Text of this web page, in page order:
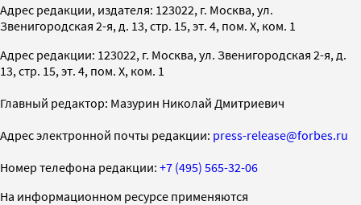
Адрес редакции, издателя: 123022, г. Москва, ул.
Звенигородская 2-я, д. 13, стр. 15, эт. 4, пом. X, ком. 1
Адрес редакции: 123022, г. Москва, ул. Звенигородская 2-я, д.
13, стр. 15, эт. 4, пом. X, ком. 1
Главный редактор: Мазурин Николай Дмитриевич
Адрес электронной почты редакции: press-release@forbes.ru
Номер телефона редакции: +7 (495) 565-32-06
На информационном ресурсе применяются